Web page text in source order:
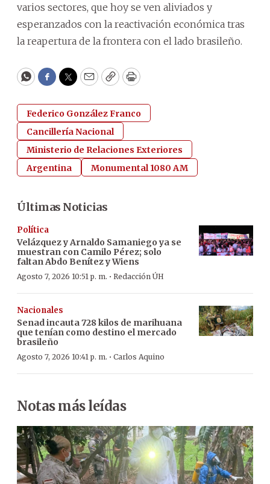
varios sectores, que hoy se ven aliviados y
esperanzados con la reactivación económica tras
la reapertura de la frontera con el lado brasileño.
WhatsApp
Facebook
Twitter
EmailCopyPrint
Federico González Franco
Cancillería Nacional
Ministerio de Relaciones Exteriores
Argentina
Monumental 1080 AM
Últimas Noticias
Política
Velázquez y Arnaldo Samaniego ya se
muestran con Camilo Pérez; solo
faltan Abdo Benítez y Wiens
Agosto 7, 2026 10:51 p. m. · Redacción ÚH
Nacionales
Senad incauta 728 kilos de marihuana
que tenían como destino el mercado
brasileño
Agosto 7, 2026 10:41 p. m. · Carlos Aquino
Notas más leídas